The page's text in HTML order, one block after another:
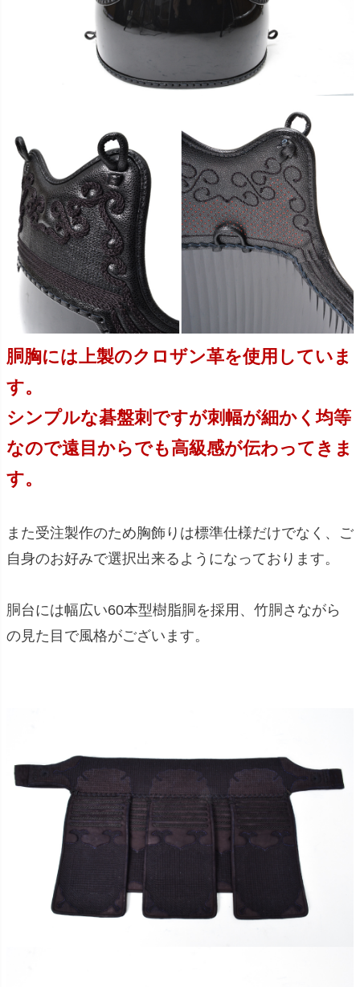
胴胸には上製のクロザン革を使用していま
す。
シンプルな碁盤刺ですが刺幅が細かく均等
なので遠目からでも高級感が伝わってきま
す。
また受注製作のため胸飾りは標準仕様だけでなく、ご
自身のお好みで選択出来るようになっております。
胴台には幅広い60本型樹脂胴を採用、竹胴さながら
の見た目で風格がございます。